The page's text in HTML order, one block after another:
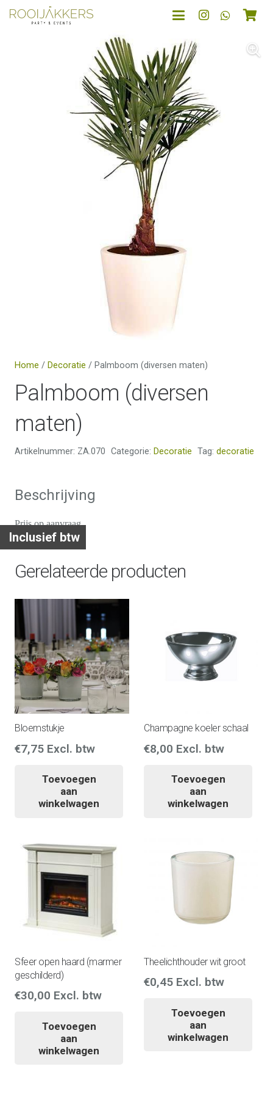
Inclusief btw
Home / Decoratie / Palmboom (diversen maten)
Palmboom (diversen
maten)
Artikelnummer: ZA.070 Categorie: Decoratie Tag: decoratie
Beschrijving
Prijs op aanvraag
Gerelateerde producten
Bloemstukje
€7,75 Excl. btw
Toevoegen
aan
winkelwagen
Champagne koeler schaal
€8,00 Excl. btw
Toevoegen
aan
winkelwagen
Sfeer open haard (marmer
geschilderd)
€30,00 Excl. btw
Toevoegen
aan
winkelwagen
Theelichthouder wit groot
€0,45 Excl. btw
Toevoegen
aan
winkelwagen